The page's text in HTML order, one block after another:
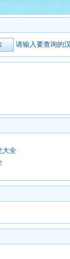
请输入要查询的
大全